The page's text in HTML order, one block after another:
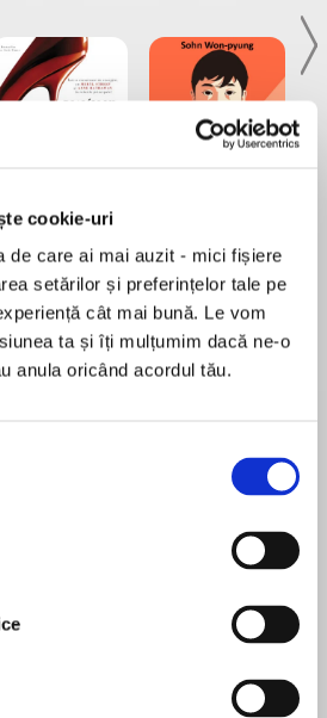
cookie-uri
de care ai mai auzit - mici fișiere
setărilor și preferințelor tale pe
cât mai bună. Le vom
ta și îți mulțumim dacă ne-o
anula oricând acordul tău.
la...
Lauren Weisberger
short story, available
greatest failure. When a
dies, everyone believes
when a young lady
a guise for him to enter
to investigate…
nu există recenzii